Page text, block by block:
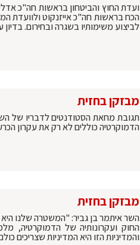
ועדת החוץ והביטחון בראשות חה"כ
הכח בראשות חה"כ אייזנקוט ולוועדת
לביצוע משימותיו בשגרה ובחירום.
מבזקן בחזית
תגובת מחאת הסטודנטים לדבריו של
הדמוקרטיה כוללים לא רק את עקרון
מבזקן בחזית
השר איתמר בן גביר: "המשטרה שלנו היא
החוק ועקרונותיה של הדמוקרטיה,
והמדיניות הזו היא המדיניות שצריכים